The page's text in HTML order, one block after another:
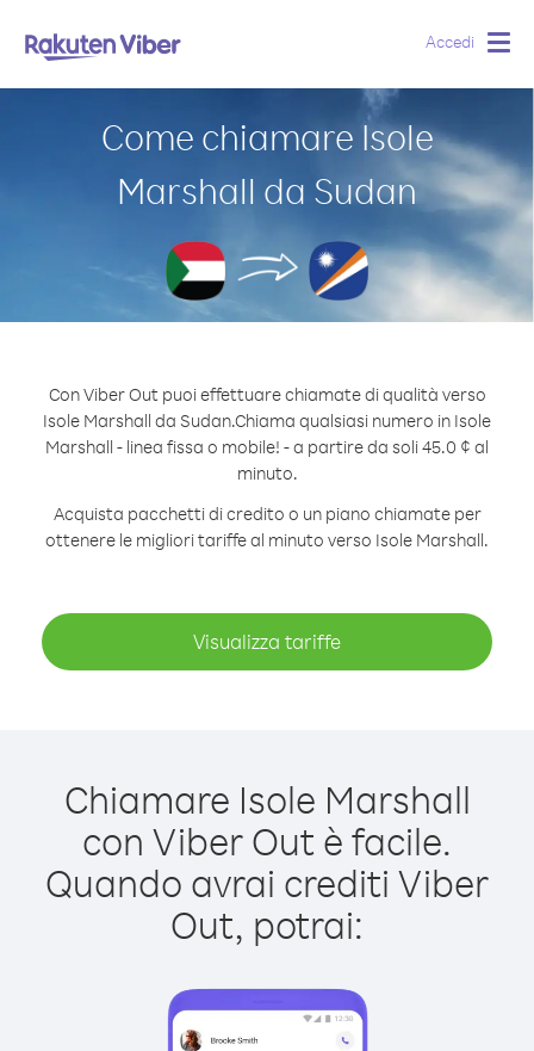
Accedi
Come chiamare Isole
Marshall da Sudan
Con Viber Out puoi effettuare chiamate di qualità verso
Isole Marshall da Sudan.Chiama qualsiasi numero in Isole
Marshall - linea fissa o mobile! - a partire da soli 45.0 ¢ al
minuto.
Acquista pacchetti di credito o un piano chiamate per
ottenere le migliori tariffe al minuto verso Isole Marshall.
Visualizza tariffe
Chiamare Isole Marshall
con Viber Out è facile.
Quando avrai crediti Viber
Out, potrai: